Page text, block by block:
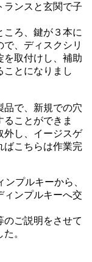
ランスと玄関で子
ころ、鍵が３本に
、ディスクシリ
を取付けし、補助
ことになりまし
品で、新規での穴
ことができま
外し、イージスゲ
ばこちらは作業完
プルキーから、
ィンプルキーへ交
のご説明をさせて
。